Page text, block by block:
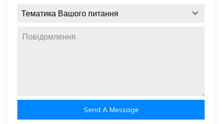
Тематика Вашого питання
Send A Message